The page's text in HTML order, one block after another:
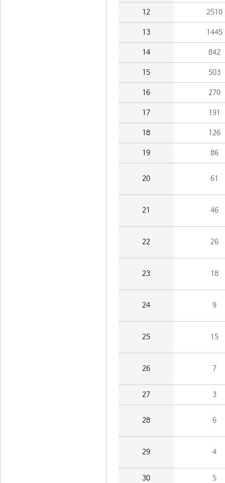
12 2510
13 1445
14 842
15 503
16 270
17 191
18 126
19 86
20 61
21 46
22 26
23 18
24 9
25 15
26 7
27 3
28 6
29 4
30 5